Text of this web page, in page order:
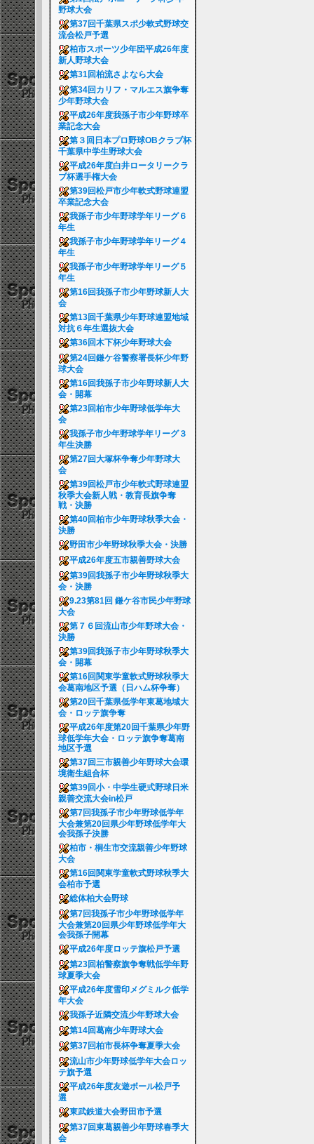
野球大会
第37回千葉県スポ少軟式野球交
流会松戸予選
柏市スポーツ少年団平成26年度
新人野球大会
第31回柏流さよなら大会
第34回カリフ・マルエス旗争奪
少年野球大会
平成26年度我孫子市少年野球卒
業記念大会
第３回日本プロ野球OBクラブ杯
千葉県中学生野球大会
平成26年度白井ロータリークラ
ブ杯選手権大会
第39回松戸市少年軟式野球連盟
卒業記念大会
我孫子市少年野球学年リーグ６
年生
我孫子市少年野球学年リーグ４
年生
我孫子市少年野球学年リーグ５
年生
第16回我孫子市少年野球新人大
会
第13回千葉県少年野球連盟地域
対抗６年生選抜大会
第36回木下杯少年野球大会
第24回鎌ケ谷警察署長杯少年野
球大会
第16回我孫子市少年野球新人大
会・開幕
第23回柏市少年野球低学年大
会
我孫子市少年野球学年リーグ３
年生決勝
第27回大塚杯争奪少年野球大
会
第39回松戸市少年軟式野球連盟
秋季大会新人戦・教育長旗争奪
戦・決勝
第40回柏市少年野球秋季大会・
決勝
野田市少年野球秋季大会・決勝
平成26年度五市親善野球大会
第39回我孫子市少年野球秋季大
会・決勝
9.23第81回 鎌ケ谷市民少年野球
大会
第７６回流山市少年野球大会・
決勝
第39回我孫子市少年野球秋季大
会・開幕
第16回関東学童軟式野球秋季大
会葛南地区予選（日ハム杯争奪）
第20回千葉県低学年東葛地域大
会・ロッテ旗争奪
平成26年度第20回千葉県少年野
球低学年大会・ロッテ旗争奪葛南
地区予選
第37回三市親善少年野球大会環
境衛生組合杯
第39回小・中学生硬式野球日米
親善交流大会in松戸
第7回我孫子市少年野球低学年
大会兼第20回県少年野球低学年大
会我孫子決勝
柏市・桐生市交流親善少年野球
大会
第16回関東学童軟式野球秋季大
会柏市予選
総体柏大会野球
第7回我孫子市少年野球低学年
大会兼第20回県少年野球低学年大
会我孫子開幕
平成26年度ロッテ旗松戸予選
第23回柏警察旗争奪戦低学年野
球夏季大会
平成26年度雪印メグミルク低学
年大会
我孫子近隣交流少年野球大会
第14回葛南少年野球大会
第37回柏市長杯争奪夏季大会
流山市少年野球低学年大会ロッ
テ旗予選
平成26年度友遊ボール松戸予
選
東武鉄道大会野田市予選
第37回東葛親善少年野球春季大
会